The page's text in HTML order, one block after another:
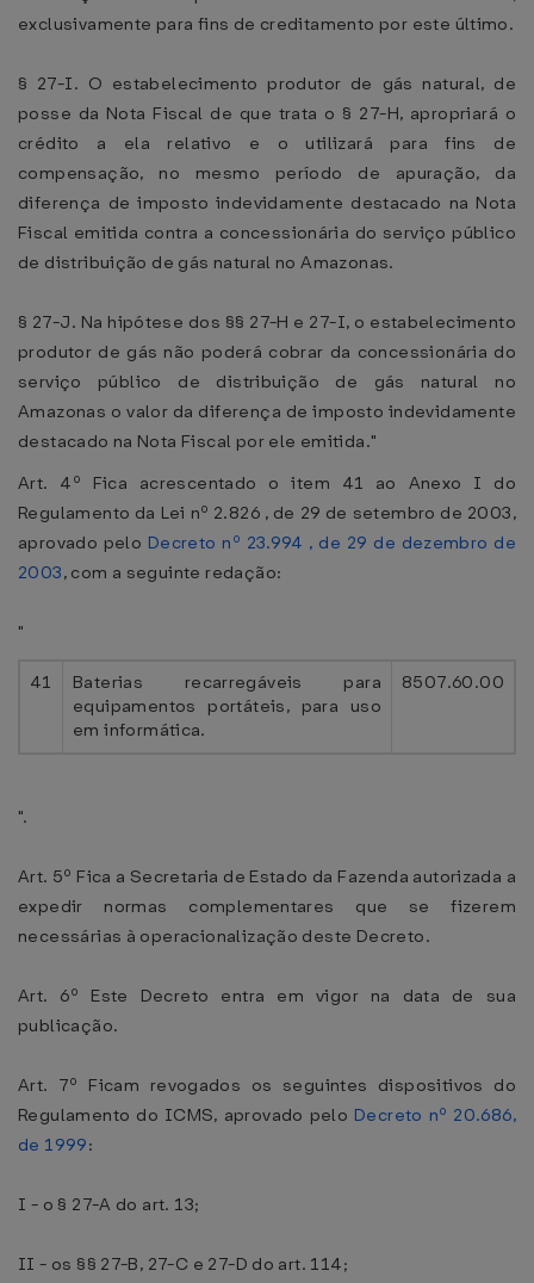
exclusivamente para fins de creditamento por este último.
§ 27-I. O estabelecimento produtor de gás natural, de
posse da Nota Fiscal de que trata o § 27-H, apropriará o
crédito a ela relativo e o utilizará para fins de
compensação, no mesmo período de apuração, da
diferença de imposto indevidamente destacado na Nota
Fiscal emitida contra a concessionária do serviço público
de distribuição de gás natural no Amazonas.
§ 27-J. Na hipótese dos §§ 27-H e 27-I, o estabelecimento
produtor de gás não poderá cobrar da concessionária do
serviço público de distribuição de gás natural no
Amazonas o valor da diferença de imposto indevidamente
destacado na Nota Fiscal por ele emitida."
Art. 4º Fica acrescentado o item 41 ao Anexo I do
Regulamento da Lei nº 2.826 , de 29 de setembro de 2003,
aprovado pelo Decreto nº 23.994 , de 29 de dezembro de
2003, com a seguinte redação:
"
41
Baterias recarregáveis para
equipamentos portáteis, para uso
em informática.
8507.60.00
".
Art. 5º Fica a Secretaria de Estado da Fazenda autorizada a
expedir normas complementares que se fizerem
necessárias à operacionalização deste Decreto.
Art. 6º Este Decreto entra em vigor na data de sua
publicação.
Art. 7º Ficam revogados os seguintes dispositivos do
Regulamento do ICMS, aprovado pelo Decreto nº 20.686,
de 1999:
I - o § 27-A do art. 13;
II - os §§ 27-B, 27-C e 27-D do art. 114;